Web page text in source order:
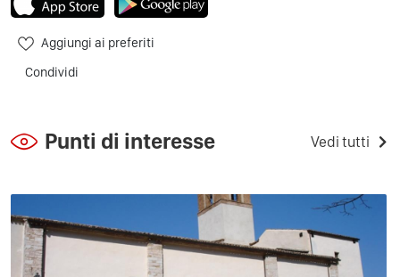
Aggiungi ai preferiti
Condividi
Punti di interesse Vedi tutti